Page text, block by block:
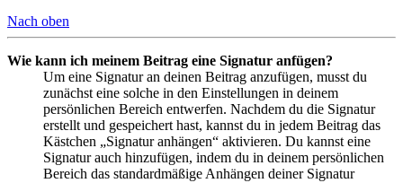
Nach oben
Wie kann ich meinem Beitrag eine Signatur anfügen?
Um eine Signatur an deinen Beitrag anzufügen, musst du
zunächst eine solche in den Einstellungen in deinem
persönlichen Bereich entwerfen. Nachdem du die Signatur
erstellt und gespeichert hast, kannst du in jedem Beitrag das
Kästchen „Signatur anhängen“ aktivieren. Du kannst eine
Signatur auch hinzufügen, indem du in deinem persönlichen
Bereich das standardmäßige Anhängen deiner Signatur